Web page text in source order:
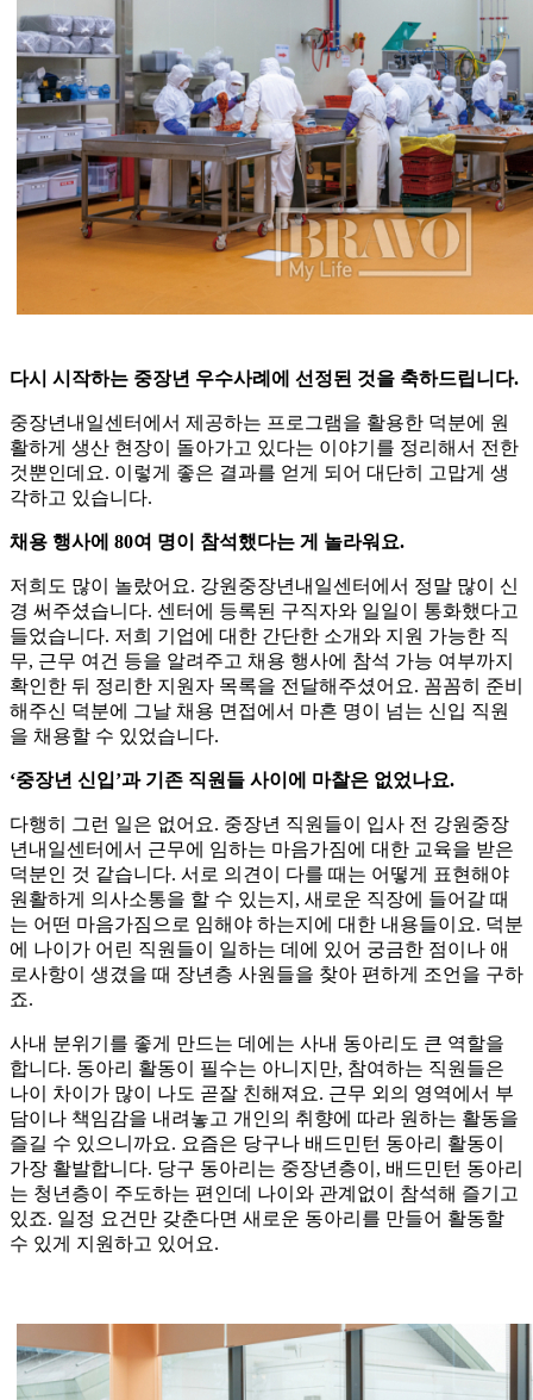
다시 시작하는 중장년 우수사례에 선정된 것을 축하드립니다.
중장년내일센터에서 제공하는 프로그램을 활용한 덕분에 원
활하게 생산 현장이 돌아가고 있다는 이야기를 정리해서 전한
것뿐인데요. 이렇게 좋은 결과를 얻게 되어 대단히 고맙게 생
각하고 있습니다.
채용 행사에 80여 명이 참석했다는 게 놀라워요.
저희도 많이 놀랐어요. 강원중장년내일센터에서 정말 많이 신
경 써주셨습니다. 센터에 등록된 구직자와 일일이 통화했다고
들었습니다. 저희 기업에 대한 간단한 소개와 지원 가능한 직
무, 근무 여건 등을 알려주고 채용 행사에 참석 가능 여부까지
확인한 뒤 정리한 지원자 목록을 전달해주셨어요. 꼼꼼히 준비
해주신 덕분에 그날 채용 면접에서 마흔 명이 넘는 신입 직원
을 채용할 수 있었습니다.
‘중장년 신입’과 기존 직원들 사이에 마찰은 없었나요.
다행히 그런 일은 없어요. 중장년 직원들이 입사 전 강원중장
년내일센터에서 근무에 임하는 마음가짐에 대한 교육을 받은
덕분인 것 같습니다. 서로 의견이 다를 때는 어떻게 표현해야
원활하게 의사소통을 할 수 있는지, 새로운 직장에 들어갈 때
는 어떤 마음가짐으로 임해야 하는지에 대한 내용들이요. 덕분
에 나이가 어린 직원들이 일하는 데에 있어 궁금한 점이나 애
로사항이 생겼을 때 장년층 사원들을 찾아 편하게 조언을 구하
죠.
사내 분위기를 좋게 만드는 데에는 사내 동아리도 큰 역할을
합니다. 동아리 활동이 필수는 아니지만, 참여하는 직원들은
나이 차이가 많이 나도 곧잘 친해져요. 근무 외의 영역에서 부
담이나 책임감을 내려놓고 개인의 취향에 따라 원하는 활동을
즐길 수 있으니까요. 요즘은 당구나 배드민턴 동아리 활동이
가장 활발합니다. 당구 동아리는 중장년층이, 배드민턴 동아리
는 청년층이 주도하는 편인데 나이와 관계없이 참석해 즐기고
있죠. 일정 요건만 갖춘다면 새로운 동아리를 만들어 활동할
수 있게 지원하고 있어요.